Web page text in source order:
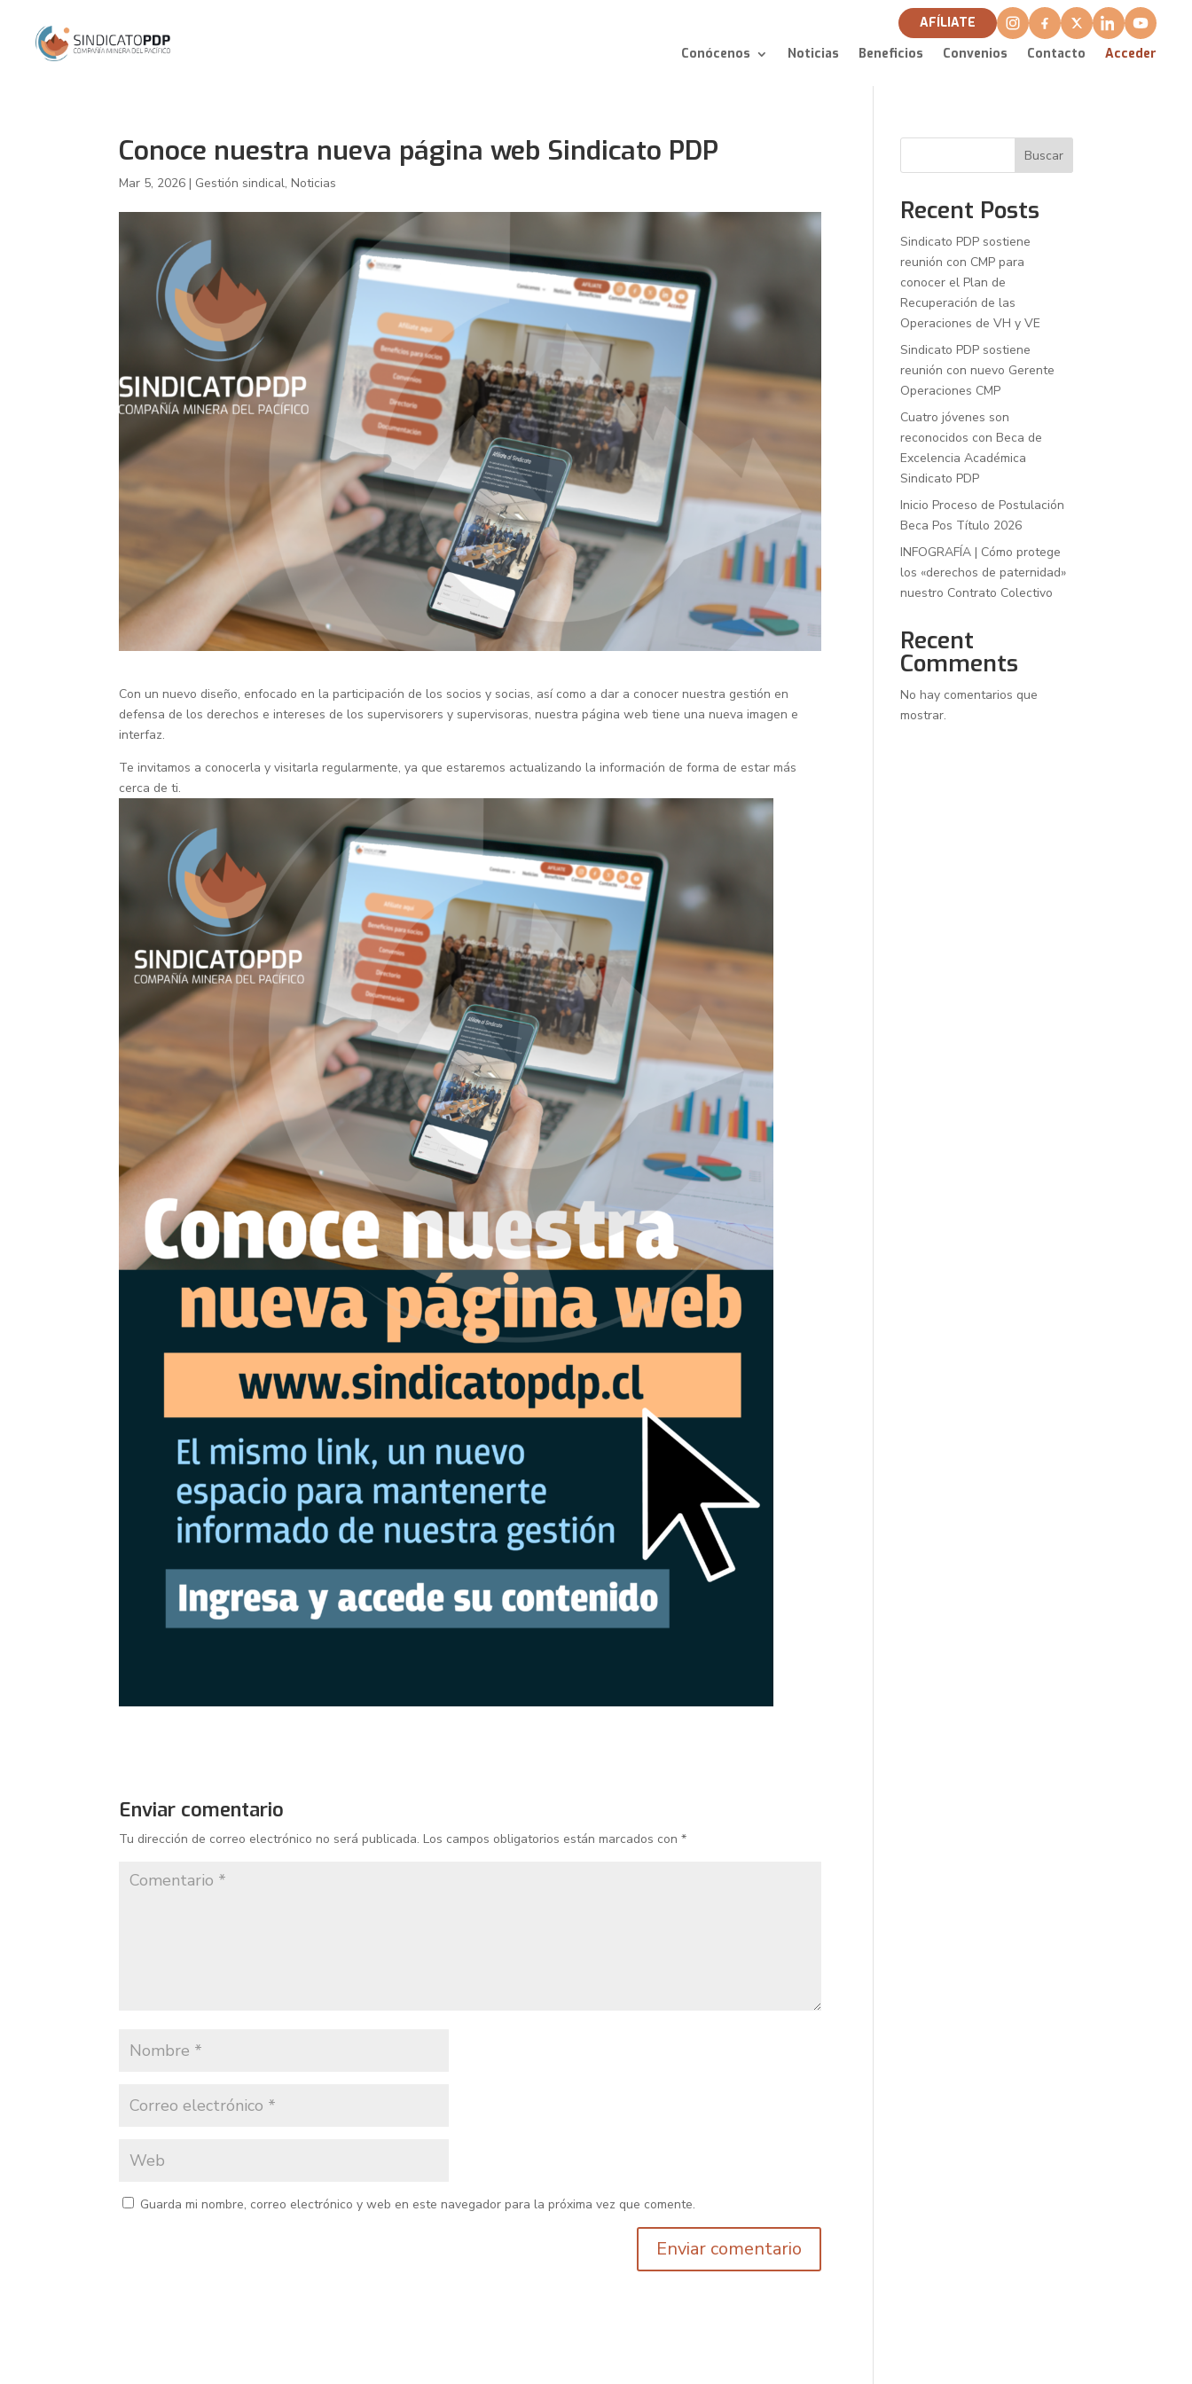
AFÍLIATE
Conócenos
Noticias Beneficios Convenios Contacto Acceder
Conoce nuestra nueva página web Sindicato PDP
Mar 5, 2026 | Gestión sindical,Noticias
Con un nuevo diseño, enfocado en la participación de los socios y socias, así como a dar a conocer nuestra gestión en
defensa de los derechos e intereses de los supervisorers y supervisoras, nuestra página web tiene una nueva imagen e
interfaz.
Te invitamos a conocerla y visitarla regularmente, ya que estaremos actualizando la información de forma de estar más
cerca de ti.
Enviar comentario
Tu dirección de correo electrónico no será publicada. Los campos obligatorios están marcados con*
Guarda mi nombre, correo electrónico y web en este navegador para la próxima vez que comente.
Buscar
Recent Posts
Sindicato PDP sostiene
reunión con CMP para
conocer el Plan de
Recuperación de las
Operaciones de VH y VE
Sindicato PDP sostiene
reunión con nuevo Gerente
Operaciones CMP
Cuatro jóvenes son
reconocidos con Beca de
Excelencia Académica
Sindicato PDP
Inicio Proceso de Postulación
Beca Pos Título 2026
INFOGRAFÍA | Cómo protege
los «derechos de paternidad»
nuestro Contrato Colectivo
Recent
Comments
No hay comentarios que
mostrar.